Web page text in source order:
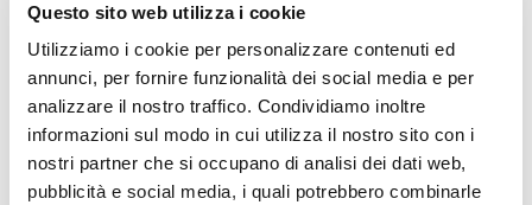
Questo sito web utilizza i cookie
Utilizziamo i cookie per personalizzare contenuti ed
annunci, per fornire funzionalità dei social media e per
analizzare il nostro traffico. Condividiamo inoltre
informazioni sul modo in cui utilizza il nostro sito con i
nostri partner che si occupano di analisi dei dati web,
pubblicità e social media, i quali potrebbero combinarle
Posts
Tutte le notizie
vedi tutte le notizie